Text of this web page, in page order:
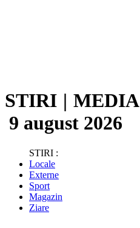
STIRI | MEDIA
9 august 2026
STIRI :
Locale
Externe
Sport
Magazin
Ziare